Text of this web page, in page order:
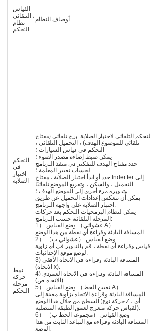
القياس
التلقائي ،
نظام
التحكم
أوصاف النظام
التحكم
في
اختبار
الصلابة
التلقائي لاختبار الصلابة: برج تلقائي (مفتاح
تلقائي للموضوع الهدف) ، التحميل التلقائي ،
التحكم في قياس السيارات ؛
يمكن ضبط إضاءة مصدر الضوء ؛
حدد مفتاح الهدف للتفكير في منفذ البرنامج
لحساب تغيير المعلمة ؛
حدد أو ابدأ اختبار الصلابة ، مفتاح Indenter إلى
التحميل ، والسكن ، وتفريغ الموضع تلقائيًا
وتدويره مرة أخرى إلى الموضع الهدف ؛
يمكن أن تنعكس إعدادات التحميل عن طريق
نمط
حركة
مرحلة
التحكم
يمكن لنظام البرمجيات التحكم بعد حركات
المرحلة التلقائية حسب البرنامج:
1） وضع القياس （عشوائي A）
2） وضع القياس （عشوائي ب）
قياس وقراءة أي نقطة ، قم بالتدوير في أي زاوية
3) المسافة البادئة وقراءة في الاتجاه الأفقي
(الاتجاه x).
4) المسافة البادئة وقراءة في الاتجاه العمودي
(الاتجاه ص)
5） وضع القياس （تعيين الخط A）
المسافة البادئة وقراءة الاتجاه بزاوية معينة إلى
السطح من خلال هذا الوضع (حركة نوع Z ، أي
لقياس حركة متعرج لعمق الطبقة المتصلبة).
6） وضع القياس （مجموعة الخط ب）
المسافة البادئة وقراءة مع التباعد الثابت من هذا